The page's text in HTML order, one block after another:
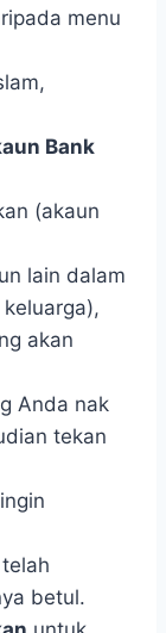
menu
Bank
(akaun
lain dalam
akan
Anda nak
tekan
betul.